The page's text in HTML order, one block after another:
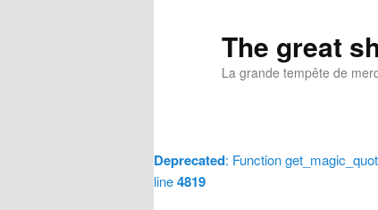
The great
La grande tempête de
Deprecated: Function
line4819